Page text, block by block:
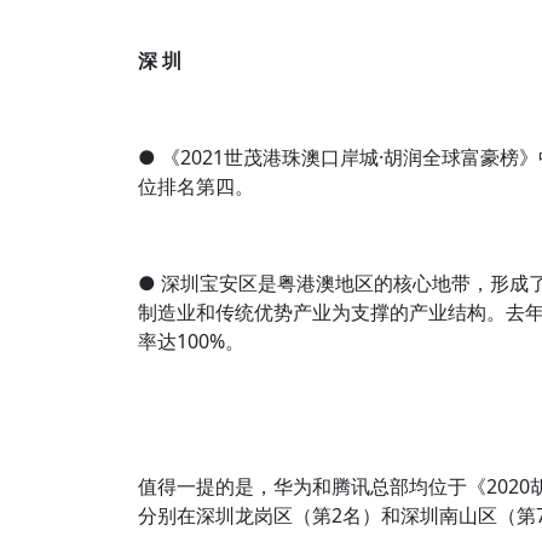
深 圳
● 《2021世茂港珠澳口岸城·胡润全球富豪榜
位排名第四。
● 深圳宝安区是粤港澳地区的核心地带，形成
制造业和传统优势产业为支撑的产业结构。去
率达100%。
值得一提的是，华为和腾讯总部均位于《
分别在深圳龙岗区（第2名）和深圳南山区（第